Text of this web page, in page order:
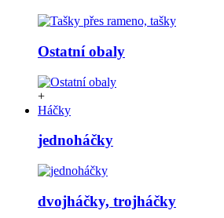
Ostatní obaly
+
Háčky
jednoháčky
dvojháčky, trojháčky